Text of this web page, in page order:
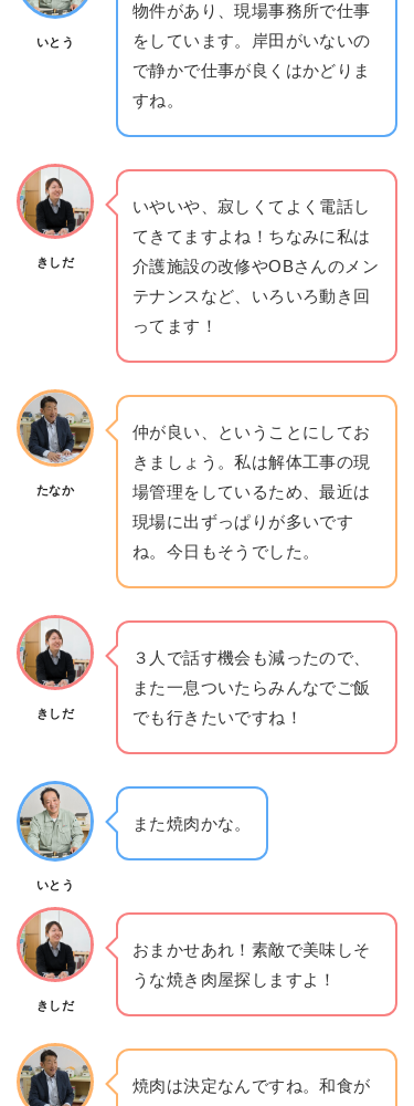
いとう
物件があり、現場事務所で仕事
をしています。岸田がいないの
で静かで仕事が良くはかどりま
すね。
きしだ
いやいや、寂しくてよく電話し
てきてますよね！ちなみに私は
介護施設の改修やOBさんのメン
テナンスなど、いろいろ動き回
ってます！
たなか
仲が良い、ということにしてお
きましょう。私は解体工事の現
場管理をしているため、最近は
現場に出ずっぱりが多いです
ね。今日もそうでした。
きしだ
３人で話す機会も減ったので、
また一息ついたらみんなでご飯
でも行きたいですね！
いとう
また焼肉かな。
きしだ
おまかせあれ！素敵で美味しそ
うな焼き肉屋探しますよ！
焼肉は決定なんですね。和食が